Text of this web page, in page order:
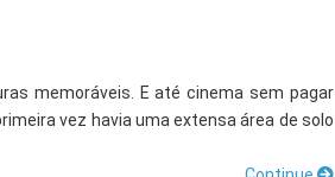
memoráveis. E até cinema sem pagar
vez havia uma extensa área de solo